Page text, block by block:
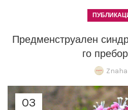
Предменструален
го
03